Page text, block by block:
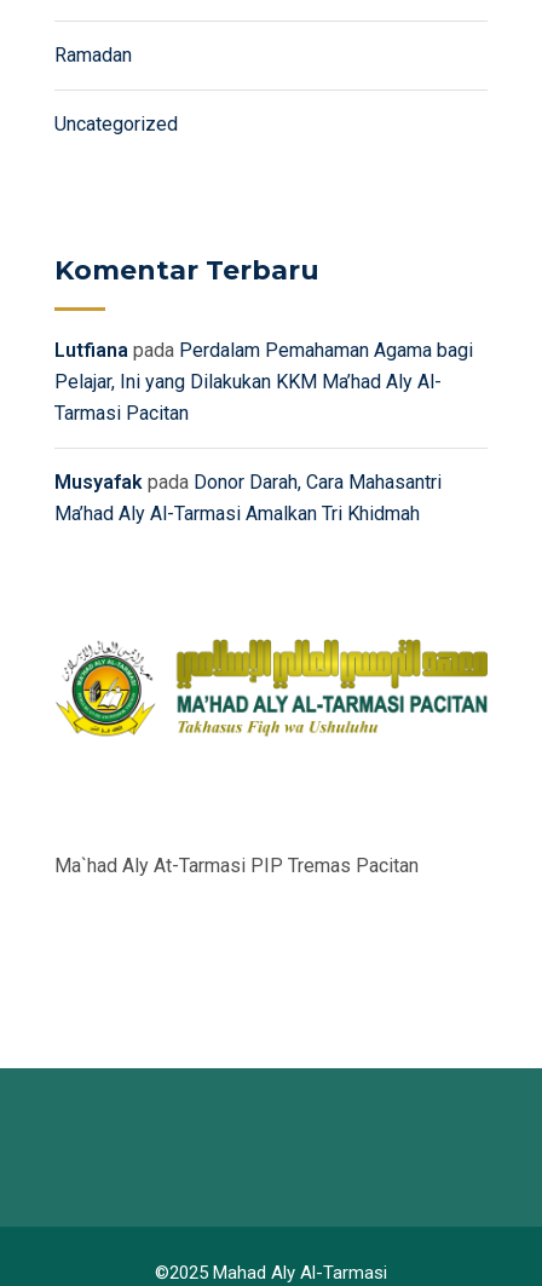
Ramadan
Uncategorized
Komentar Terbaru
Lutfiana pada Perdalam Pemahaman Agama bagi
Pelajar, Ini yang Dilakukan KKM Ma’had Aly Al-
Tarmasi Pacitan
Musyafak pada Donor Darah, Cara Mahasantri
Ma’had Aly Al-Tarmasi Amalkan Tri Khidmah
Ma`had Aly At-Tarmasi PIP Tremas Pacitan
©2025 Mahad Aly Al-Tarmasi